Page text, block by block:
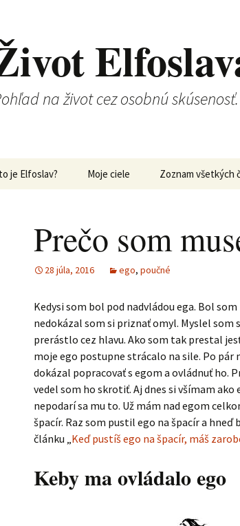
na život cez osobnú skúsenosť.
je Elfoslav? Moje ciele Zoznam všetkých
Prečo som
28 júla, 2016 ego, poučné
Kedysi som bol pod nadvládou ega. Bol
nedokázal som si priznať omyl. Myslel som
prerástlo cez hlavu. Ako som tak prestal
moje ego postupne strácalo na sile. Po pár
dokázal popracovať s egom a ovládnuť ho.
vedel som ho skrotiť. Aj dnes si všímam
nepodarí sa mu to. Už mám nad egom
špacír. Raz som pustil ego na špacír a
článku „Keď pustíš ego na špacír, máš
Keby ma ovládalo ego